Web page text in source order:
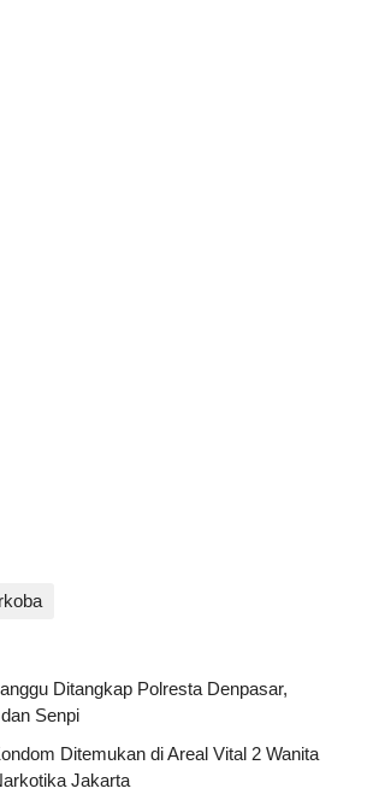
Ditangkap Polresta Denpasar,
Senpi
Ditemukan di Areal Vital 2 Wanita
Jakarta